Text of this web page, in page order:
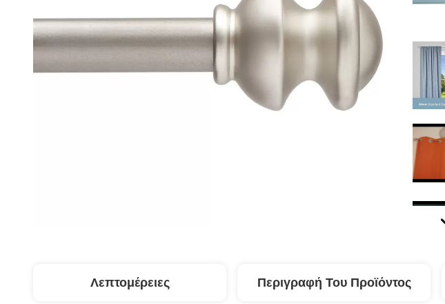
Λεπτομέρειες Περιγραφή Του Προϊόντος